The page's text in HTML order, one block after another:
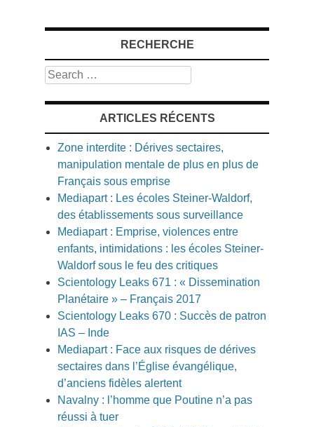
RECHERCHE
Search
ARTICLES RÉCENTS
Zone interdite : Dérives sectaires,
manipulation mentale de plus en plus de
Français sous emprise
Mediapart : Les écoles Steiner-Waldorf,
des établissements sous surveillance
Mediapart : Emprise, violences entre
enfants, intimidations : les écoles Steiner-
Waldorf sous le feu des critiques
Scientology Leaks 671 : « Dissemination
Planétaire » – Français 2017
Scientology Leaks 670 : Succès de patron
IAS – Inde
Mediapart : Face aux risques de dérives
sectaires dans l’Église évangélique,
d’anciens fidèles alertent
Navalny : l’homme que Poutine n’a pas
réussi à tuer